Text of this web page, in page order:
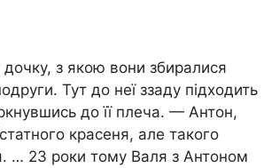
з якою вони збиралися
Тут до неї ззаду підходить
до її плеча. — Антон,
красеня, але такого
… 23 роки тому Валя з Антоном